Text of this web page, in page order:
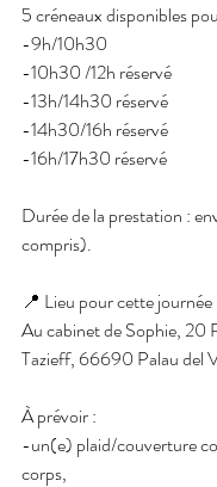
5 créneaux disponibles
-9h/10h30
-10h30 /12h réservé
-13h/14h30 réservé
-14h30/16h réservé
-16h/17h30 réservé
Durée de la prestation :
compris).
📍 Lieu pour cette journée
Au cabinet de Sophie, 20
Tazieff, 66690 Palau del
À prévoir :
-un(e) plaid/couverture
corps,